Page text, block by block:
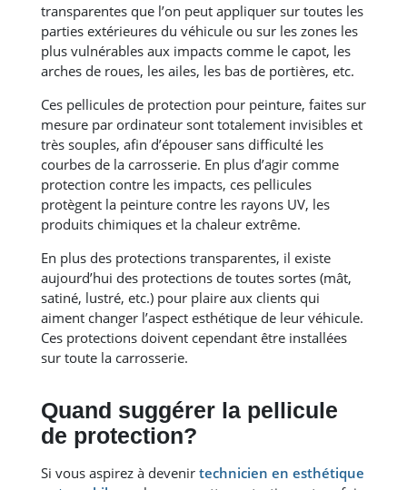
transparentes que l’on peut appliquer sur toutes les
parties extérieures du véhicule ou sur les zones les
plus vulnérables aux impacts comme le capot, les
arches de roues, les ailes, les bas de portières, etc.
Ces pellicules de protection pour peinture, faites sur
mesure par ordinateur sont totalement invisibles et
très souples, afin d’épouser sans difficulté les
courbes de la carrosserie. En plus d’agir comme
protection contre les impacts, ces pellicules
protègent la peinture contre les rayons UV, les
produits chimiques et la chaleur extrême.
En plus des protections transparentes, il existe
aujourd’hui des protections de toutes sortes (mât,
satiné, lustré, etc.) pour plaire aux clients qui
aiment changer l’aspect esthétique de leur véhicule.
Ces protections doivent cependant être installées
sur toute la carrosserie.
Quand suggérer la pellicule
de protection?
Si vous aspirez à devenir technicien en esthétique